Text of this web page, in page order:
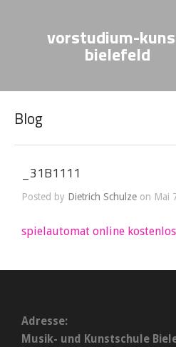
vorstudium-
bielefeld
Blog
_31B1111
Posted by Dietrich Schulze on Mai
spielautomat online
Adresse:
Musik- und Kunstschule